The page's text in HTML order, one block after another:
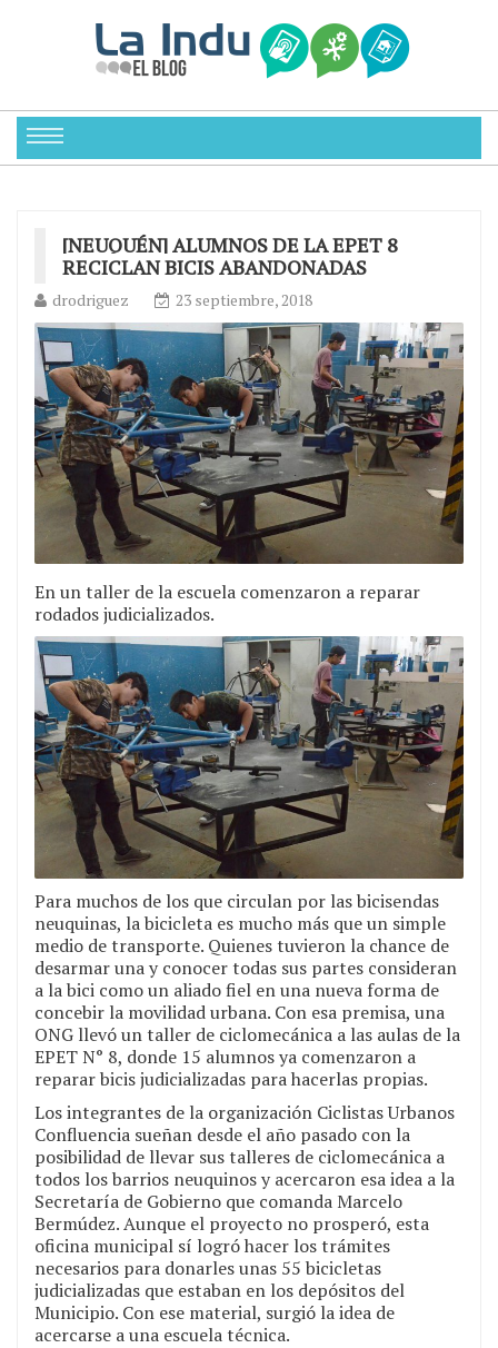
[NEUQUÉN] ALUMNOS DE LA EPET 8
RECICLAN BICIS ABANDONADAS
drodriguez 23 septiembre, 2018
En un taller de la escuela comenzaron a reparar
rodados judicializados.
Para muchos de los que circulan por las bicisendas
neuquinas, la bicicleta es mucho más que un simple
medio de transporte. Quienes tuvieron la chance de
desarmar una y conocer todas sus partes consideran
a la bici como un aliado fiel en una nueva forma de
concebir la movilidad urbana. Con esa premisa, una
ONG llevó un taller de ciclomecánica a las aulas de la
EPET N° 8, donde 15 alumnos ya comenzaron a
reparar bicis judicializadas para hacerlas propias.
Los integrantes de la organización Ciclistas Urbanos
Confluencia sueñan desde el año pasado con la
posibilidad de llevar sus talleres de ciclomecánica a
todos los barrios neuquinos y acercaron esa idea a la
Secretaría de Gobierno que comanda Marcelo
Bermúdez. Aunque el proyecto no prosperó, esta
oficina municipal sí logró hacer los trámites
necesarios para donarles unas 55 bicicletas
judicializadas que estaban en los depósitos del
Municipio. Con ese material, surgió la idea de
acercarse a una escuela técnica.